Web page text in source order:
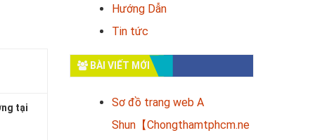
tại
Hướng Dẫn
Tin tức
BÀI VIẾT MỚI
Sơ đồ trang web A
Shun【Chongthamtphcm.ne